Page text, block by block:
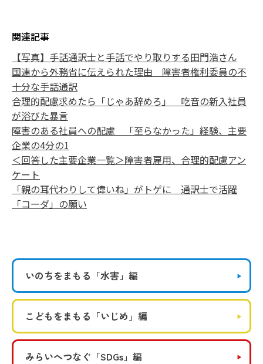
関連記事
【写真】手話通訳士と手話でやり取りする田門浩さん
国連から外務省に伝えられた理由 障害者権利委員の不
十分な手話通訳
合理的配慮求めたら「じゃあ辞めろ」 吃音の新入社員
が浴びた暴言
障害のある社員への配慮 「至らなかった」経験、主要
企業の4分の1
＜回答した主要企業一覧＞障害者雇用、合理的配慮アン
ケート
「親の耳代わりして偉いね」がトゲに 通訳士で活躍
「コーダ」の願い
いのちをまもる 「水害」編
こどもをまもる 「いじめ」編
みらいへつなぐ 「SDGs」編